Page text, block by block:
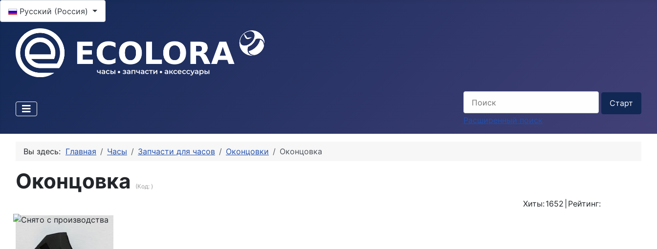
Выберите язык
Русский (Россия)
Расширенный поиск
Вы здесь: Главная Часы Запчасти для часов Оконцовки Оконцовка
Оконцовка (Код: )
Хиты:1652 Рейтинг: